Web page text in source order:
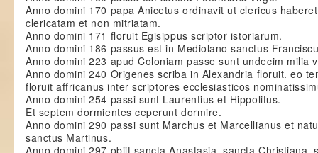
Anno domini 170 papa Anicetus ordinavit ut clericus
clericatam et non mitriatam.
Anno domini 171 floruit Egisippus scriptor istoriarum.
Anno domini 186 passus est in Mediolano sanctus
Anno domini 223 apud Coloniam passe sunt undecim milia
Anno domini 240 Origenes scriba in Alexandria floruit. eo
floruit affricanus inter scriptores ecclesiasticos
Anno domini 254 passi sunt Laurentius et Hippolitus.
Et septem dormientes ceperunt dormire.
Anno domini 290 passi sunt Marchus et Marcellianus et
sanctus Martinus.
Anno domini 297 obiit sancta Anastasia, sancta Christiana,